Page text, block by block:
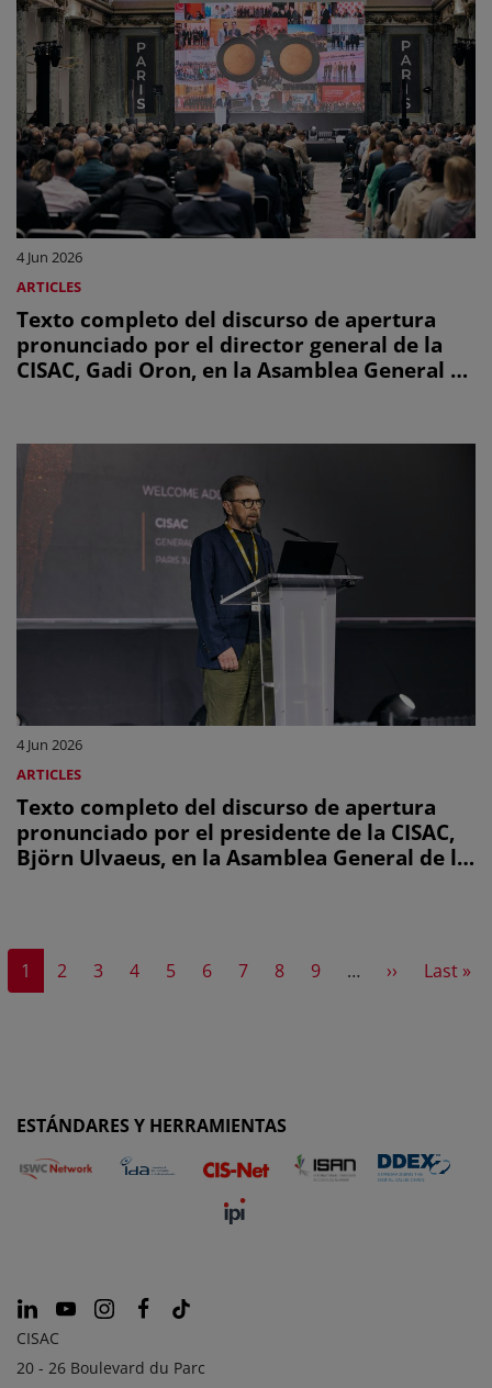
4 Jun 2026
ARTICLES
Texto completo del discurso de apertura
pronunciado por el director general de la
CISAC, Gadi Oron, en la Asamblea General de
4 Jun 2026
ARTICLES
Texto completo del discurso de apertura
pronunciado por el presidente de la CISAC,
Björn Ulvaeus, en la Asamblea General de la
Current page
1 Page
2 Page
3 Page
4 Page
5 Page
6 Page
7 Page
8 Page
9 … Next page
›› Last
Last »
ESTÁNDARES Y HERRAMIENTAS
CISAC
20 - 26 Boulevard du Parc